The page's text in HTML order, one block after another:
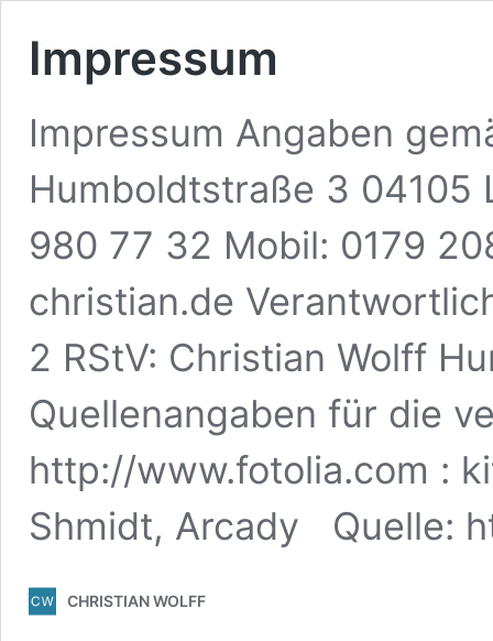
Impressum
Impressum Angaben
Humboldtstraße 3 04105
980 77 32 Mobil: 0179
christian.de
2 RStV: Christian Wolff
Quellenangaben für die
http://www.fotolia.com :
Shmidt, Arcady Quelle:
CHRISTIAN WOLFF